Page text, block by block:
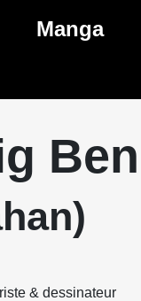
Manga
Genres Manga
Ben
& dessinateur